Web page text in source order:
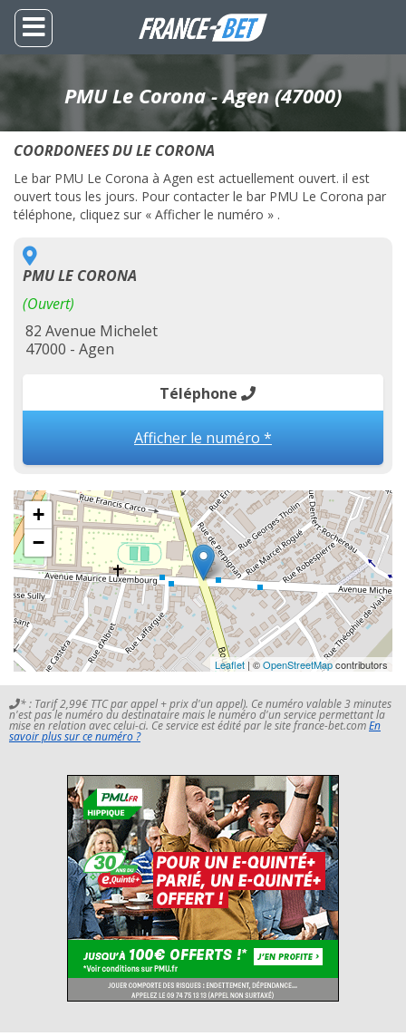
PMU Le Corona - Agen (47000)
COORDONEES DU LE CORONA
Le bar PMU Le Corona à Agen est actuellement ouvert. il est
ouvert tous les jours. Pour contacter le bar PMU Le Corona par
téléphone, cliquez sur « Afficher le numéro » .
PMU LE CORONA
(Ouvert)
82 Avenue Michelet
47000 - Agen
Téléphone
Afficher le numéro *
+
−
Leaflet | ©OpenStreetMapcontributors
* : Tarif 2,99€ TTC par appel + prix d'un appel). Ce numéro valable 3 minutes
n'est pas le numéro du destinataire mais le numéro d'un service permettant la
mise en relation avec celui-ci. Ce service est édité par le site france-bet.comEn
savoir plus sur ce numéro ?